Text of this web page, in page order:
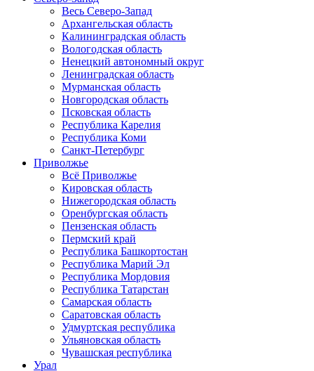
Весь Северо-Запад
Архангельская область
Калининградская область
Вологодская область
Ненецкий автономный округ
Ленинградская область
Мурманская область
Новгородская область
Псковская область
Республика Карелия
Республика Коми
Санкт-Петербург
Приволжье
Всё Приволжье
Кировская область
Нижегородская область
Оренбургская область
Пензенская область
Пермский край
Республика Башкортостан
Республика Марий Эл
Республика Мордовия
Республика Татарстан
Самарская область
Саратовская область
Удмуртская республика
Ульяновская область
Чувашская республика
Урал